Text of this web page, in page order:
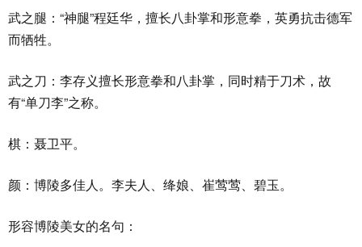
武之腿：“神腿”程廷华，擅长八卦掌和形意拳，英勇抗击德军
而牺牲。
武之刀：李存义擅长形意拳和八卦掌，同时精于刀术，故
有“单刀李”之称。
棋：聂卫平。
颜：博陵多佳人。李夫人、绛娘、崔莺莺、碧玉。
形容博陵美女的名句：